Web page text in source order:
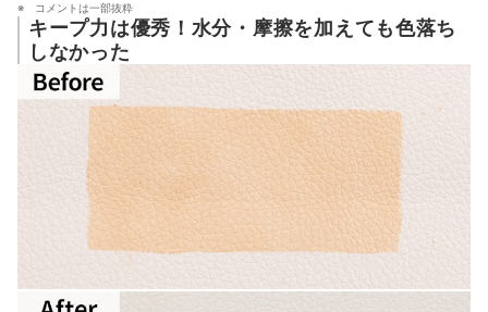
コメントは一部抜粋
キープ力は優秀！水分・摩擦を加えても色落ち
しなかった